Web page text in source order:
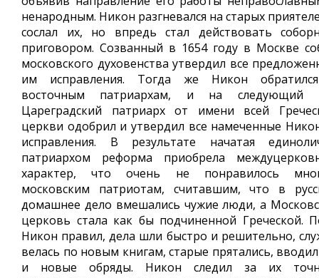
ненародным. Никон разгневался на старых
сослал их, но впредь стал действовать
приговором. Созванный в 1654 году в Москве
московского духовенства утвердил все
им исправления. Тогда же Никон
восточным патриархам, и на следующий
Цареградский патриарх от имени всей
церкви одобрил и утвердил все намеченные
исправления. В результате начатая
патриархом реформа приобрела
характер, что очень не понравилось
московским патриотам, считавшим, что в
домашнее дело вмешались чужие люди, а
церковь стала как бы подчиненной Греческой.
Никон правил, дела шли быстро и решительно,
велась по новым книгам, старые прятались,
и новые обряды. Никон следил за их